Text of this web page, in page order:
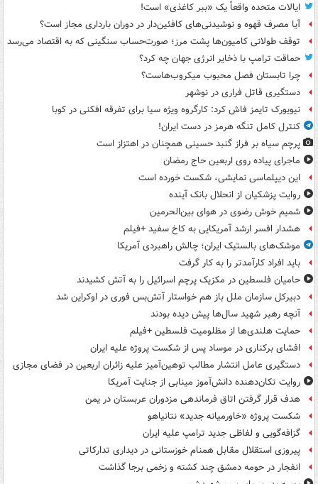
ایالات متحده واقعاً یک «ببر کاغذی» است!
آیا مصرف قهوه و نوشیدنی‌های کافئین‌دار در دوران بارداری مجاز است؟
توقف طولانی کامیون‌ها پشت مرز؛ صورت‌حساب سنگینی که به اقتصاد می‌رسد
حماقت ترامپ با ذخایر انرژی جهان چه کرد؟
چرا تابستان فصل محبوب میکروب‌هاست؟
دستگیری قاتل فراری در نوشهر
نیویورک تایمز فاش کرد: کارگروه ویژه سیا برای تفرقه افکنی در کوبا
کنترل کامل تنگه هرمز در دست ایران!
پرچم سیاه بر فراز گنبد حسینی همچنان در اهتزاز است
ماجرای پیاده روی اربعین حاج رمضان
این دیپلماسی نمایشی، شکست خورده است
روایت پزشکیان از انحلال بانک آینده
شمیم خوش رضوی در هوای بین‌الحرمین
هشدار افسر ارشد آمریکایی به کاخ سفید +فیلم
موشک‌های بالستیک ایران؛ چالش راهبردی آمریکا
باید افراد کارآمدتر را به کار گرفت
حامیان فلسطین در مکزیک پرچم اسرائیل را به آتش کشیدند
دبیرکل سازمان ملل باز هم خواستار آتش‌بس فوری در اوکراین شد
آنچه رهبر شهید سال‌ها پیش دیده بودند
حمایت هلندی‌ها از مظلومیت فلسطین +فیلم
افشای برکناری در موساد پس از شکست پروژه علیه ایران
دستگیری عامل انتشار مطالب توهین‌آمیز علیه زائران اربعین در فضای مجازی
روایت تکان‌دهنده دانش‌آموز مینابی از جنایت آمریکا
هدف قرار گرفتن اتاق‌ فرماندهی مزدوران عربستان در یمن
شکست پروژه «خاورمیانه جدید» نتانیاهو
گزافه‌گویی و لفاظی جدید ترامپ علیه ایران
پیروزی استقلال مقابل همنام خوزستانی در دیداری تدارکاتی
انفجار در حومه دمشق چند کشته و زخمی برجا گذاشت